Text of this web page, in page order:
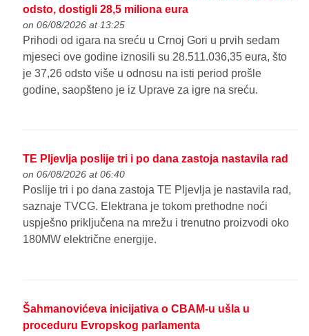
odsto, dostigli 28,5 miliona eura
on 06/08/2026 at 13:25
Prihodi od igara na sreću u Crnoj Gori u prvih sedam
mjeseci ove godine iznosili su 28.511.036,35 eura, što
je 37,26 odsto više u odnosu na isti period prošle
godine, saopšteno je iz Uprave za igre na sreću.
TE Pljevlja poslije tri i po dana zastoja nastavila rad
on 06/08/2026 at 06:40
Poslije tri i po dana zastoja TE Pljevlja je nastavila rad,
saznaje TVCG. Elektrana je tokom prethodne noći
uspješno priključena na mrežu i trenutno proizvodi oko
180MW električne energije.
Šahmanovićeva inicijativa o CBAM-u ušla u
proceduru Evropskog parlamenta